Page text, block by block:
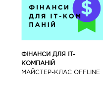
ФІНАНСИ ДЛЯ IT-
КОМПАНІЙ
МАЙСТЕР-КЛАС OFFLINE